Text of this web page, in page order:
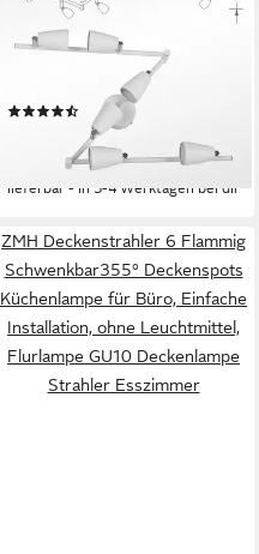
Deckenleuchte Spotleuchte
Deckenstrahler, Nicht
Dimmbar, LED wechselbar,
Warmweiß, Schwenkbar LED
Deckenlampe Deckenspot
(3)
83,99 €
lieferbar - in 3-4 Werktagen bei dir
ZMH Deckenstrahler 6 Flammig
Schwenkbar355° Deckenspots
Küchenlampe für Büro, Einfache
Installation, ohne Leuchtmittel,
Flurlampe GU10 Deckenlampe
Strahler Esszimmer